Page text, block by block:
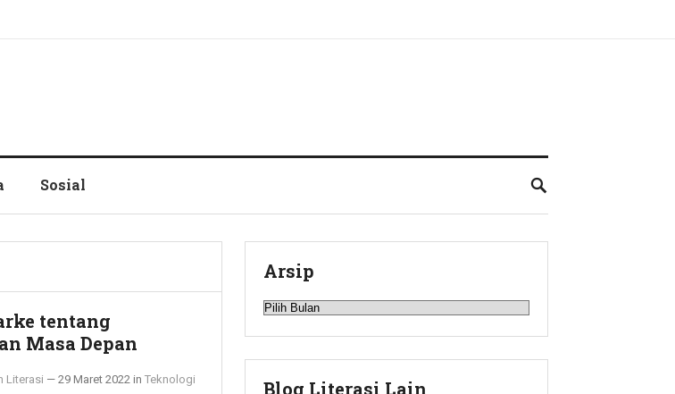
Sosial
tentang
Masa Depan
Literasi — 29 Maret 2022 in Teknologi
Arsip
Arsip
Blog Literasi Lain